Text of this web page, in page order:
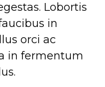
Lobortis
in
orci ac
in fermentum